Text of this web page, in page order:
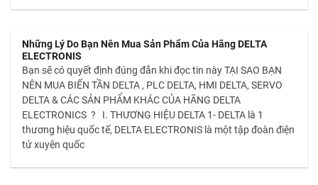
Những Lý Do Bạn Nên Mua Sản Phẩm Của Hãng DELTA
ELECTRONIS
Bạn sẽ có quyết định đúng đắn khi đọc tin này TẠI SAO BẠN
NÊN MUA BIẾN TẦN DELTA , PLC DELTA, HMI DELTA, SERVO
DELTA & CÁC SẢN PHẨM KHÁC CỦA HÃNG DELTA
ELECTRONICS ? I. THƯƠNG HIỆU DELTA 1- DELTA là 1
thương hiệu quốc tế, DELTA ELECTRONIS là một tập đoàn điện
tử xuyên quốc